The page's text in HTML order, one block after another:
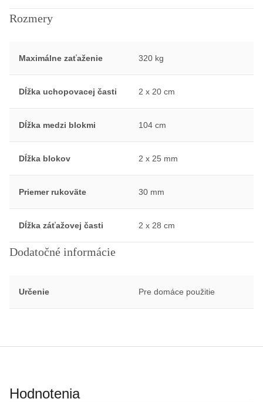
Rozmery
Maximálne zaťaženie 320 kg
Dĺžka uchopovacej časti 2 x 20 cm
Dĺžka medzi blokmi 104 cm
Dĺžka blokov 2 x 25 mm
Priemer rukoväte 30 mm
Dĺžka záťažovej časti 2 x 28 cm
Dodatočné informácie
Určenie Pre domáce použitie
Hodnotenia